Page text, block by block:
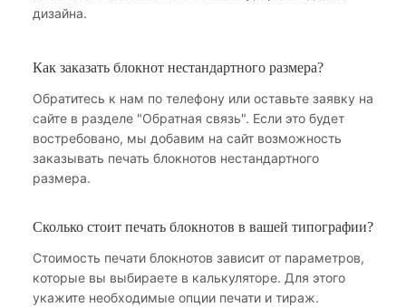
дизайна.
Как заказать блокнот нестандартного размера?
Обратитесь к нам по телефону или оставьте заявку на
сайте в разделе "Обратная связь". Если это будет
востребовано, мы добавим на сайт возможность
заказывать печать блокнотов нестандартного
размера.
Сколько стоит печать блокнотов в вашей типографии?
Стоимость печати блокнотов зависит от параметров,
которые вы выбираете в калькуляторе. Для этого
укажите необходимые опции печати и тираж.